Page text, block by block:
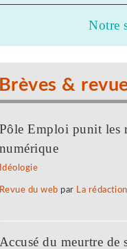
Notre
Brèves &
Pôle Emploi punit les
numérique
Idéologie
Revue du web par La rédaction
Accusé du meurtre de